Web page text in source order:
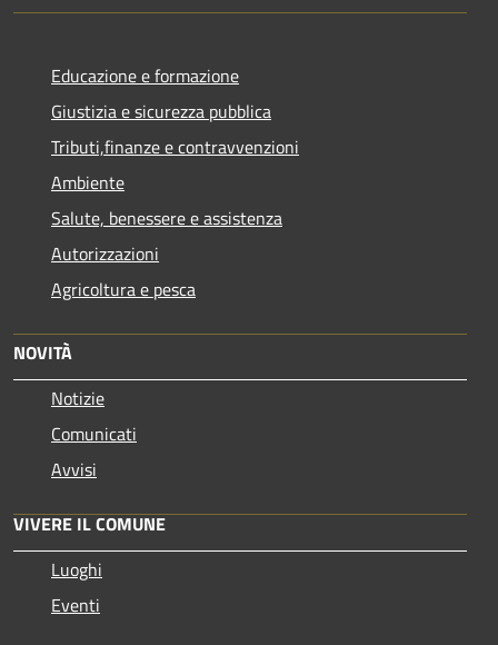
Educazione e formazione
Giustizia e sicurezza pubblica
Tributi,finanze e contravvenzioni
Ambiente
Salute, benessere e assistenza
Autorizzazioni
Agricoltura e pesca
NOVITÀ
Notizie
Comunicati
Avvisi
VIVERE IL COMUNE
Luoghi
Eventi